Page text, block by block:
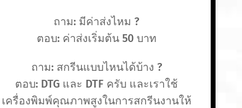
ถาม: มีค่าส่งไหม ?
ตอบ: ค่าส่งเริ่มต้น 50 บาท
ถาม: สกรีนแบบไหนได้บ้าง ?
ตอบ: DTG และ DTF ครับ และเราใช้
เครื่องพิมพ์คุณภาพสูงในการสกรีนงานให้